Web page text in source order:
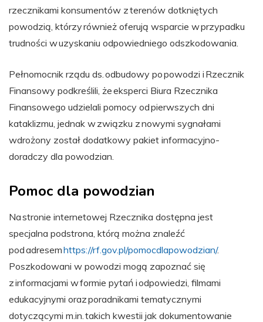
rzecznikami konsumentów z terenów dotkniętych
powodzią, którzy również oferują wsparcie w przypadku
trudności w uzyskaniu odpowiedniego odszkodowania.
Pełnomocnik rządu ds. odbudowy po powodzi i Rzecznik
Finansowy podkreślili, że eksperci Biura Rzecznika
Finansowego udzielali pomocy od pierwszych dni
kataklizmu, jednak w związku z nowymi sygnałami
wdrożony został dodatkowy pakiet informacyjno-
doradczy dla powodzian.
Pomoc dla powodzian
Na stronie internetowej Rzecznika dostępna jest
specjalna podstrona, którą można znaleźć
pod adresemhttps://rf.gov.pl/pomocdlapowodzian/.
Poszkodowani w powodzi mogą zapoznać się
z informacjami w formie pytań i odpowiedzi, filmami
edukacyjnymi oraz poradnikami tematycznymi
dotyczącymi m.in. takich kwestii jak dokumentowanie